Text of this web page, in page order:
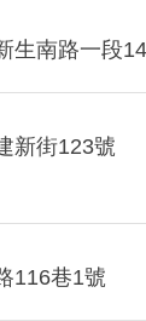
生南路一段
新街123號
116巷1號